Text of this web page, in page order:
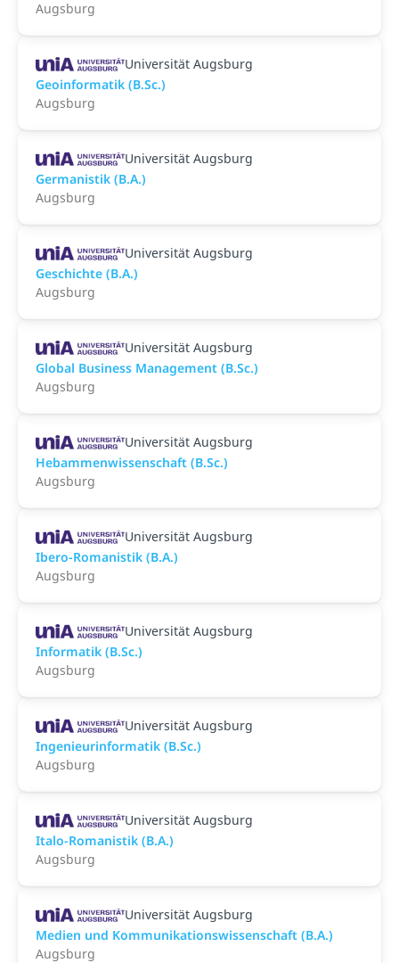
Augsburg
Universität Augsburg
Geoinformatik (B.Sc.)
Augsburg
Universität Augsburg
Germanistik (B.A.)
Augsburg
Universität Augsburg
Geschichte (B.A.)
Augsburg
Universität Augsburg
Global Business Management (B.Sc.)
Augsburg
Universität Augsburg
Hebammenwissenschaft (B.Sc.)
Augsburg
Universität Augsburg
Ibero-Romanistik (B.A.)
Augsburg
Universität Augsburg
Informatik (B.Sc.)
Augsburg
Universität Augsburg
Ingenieurinformatik (B.Sc.)
Augsburg
Universität Augsburg
Italo-Romanistik (B.A.)
Augsburg
Universität Augsburg
Medien und Kommunikationswissenschaft (B.A.)
Augsburg